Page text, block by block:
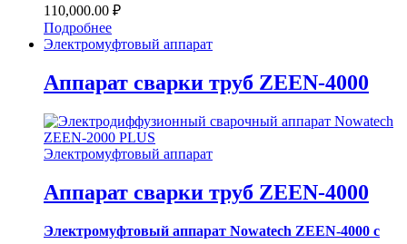
110,000.00 ₽
Подробнее
Электромуфтовый аппарат
Аппарат сварки труб ZEEN-4000
Электромуфтовый аппарат
Аппарат сварки труб ZEEN-4000
Электромуфтовый аппарат Nowatech ZEEN-4000 с